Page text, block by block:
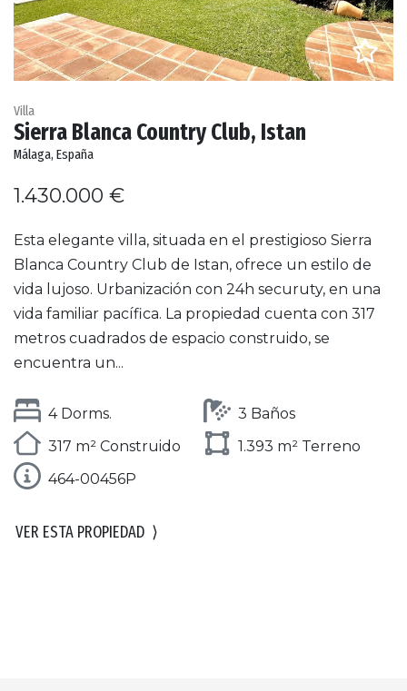
Villa
Sierra Blanca Country Club, Istan
Málaga, España
1.430.000 €
Esta elegante villa, situada en el prestigioso Sierra
Blanca Country Club de Istan, ofrece un estilo de
vida lujoso. Urbanización con 24h securuty, en una
vida familiar pacífica. La propiedad cuenta con 317
metros cuadrados de espacio construido, se
encuentra un...
4 Dorms.
3 Baños
317 m² Construido
1.393 m² Terreno
464-00456P
VER ESTA PROPIEDAD ⟩